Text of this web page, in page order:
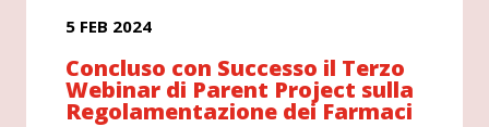
5 FEB 2024
Concluso con Successo il Terzo
Webinar di Parent Project sulla
Regolamentazione dei Farmaci